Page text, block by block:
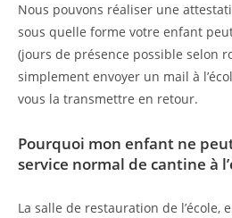
Nous pouvons réaliser une
sous quelle forme votre enfant
(jours de présence possible selon
simplement envoyer un mail à
vous la transmettre en retour.
Pourquoi mon enfant ne
service normal de cantine à
La salle de restauration de l’école,